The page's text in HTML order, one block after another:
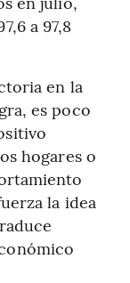
a 97,8
en la
es poco
hogares o
la idea